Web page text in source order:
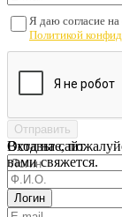
Я даю согласие
Политикой
Оставьте,
вами свяжется.
Вход на сайт